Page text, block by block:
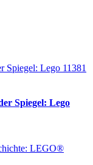
Spiegel: Lego